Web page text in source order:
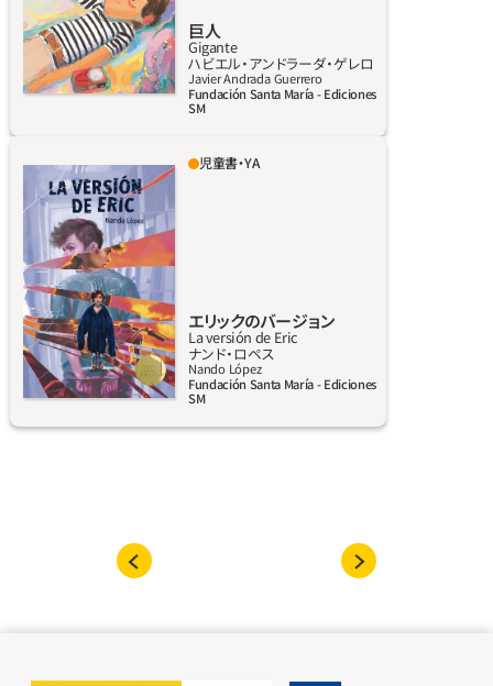
ュを捧げた作品。4歳から。
詳しく見る
巨人
Gigante
ハビエル‧アンドラーダ‧ゲレロ
Javier Andrada Guerrero
Fundación Santa María - Ediciones
SM
今日だれかが死に、その責任はぼくにある。だ
けど、どうってことない。そうだろう？ その
前にいろんなことがあった。最初、ぼくは鏡の
前にいた。ぼくが本当の名前を選んだ夏。すべ
てを、全員をなきものにすると決めた中学のあ
の学年。ぼくが選ばれたキャスティング。ドラ
マの成功。フォロワー。手首に見つけたタトゥ
ー。殺人の夜。そしてぼくは、自分の真実を知っ
てほしい。どうしてあのことが起きたのか。こ
れはぼくのバージョンだ。
詳しく見る
児童書・YA
エリックのバージョン
La versión de Eric
ナンド‧ロペス
Nando López
Fundación Santa María - Ediciones
SM